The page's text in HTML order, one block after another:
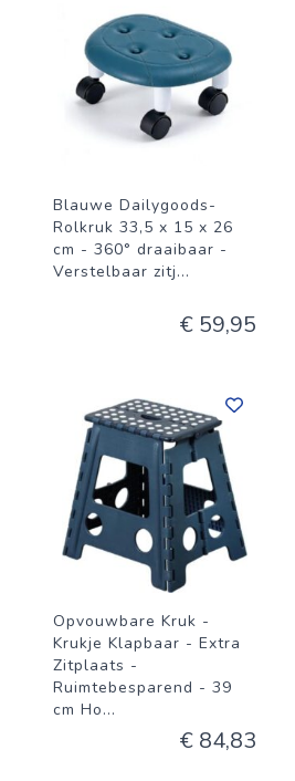
Blauwe Dailygoods-
Rolkruk 33,5 x 15 x 26
cm - 360° draaibaar -
Verstelbaar zitj...
€ 59,95
Opvouwbare Kruk -
Krukje Klapbaar - Extra
Zitplaats -
Ruimtebesparend - 39
cm Ho...
€ 84,83